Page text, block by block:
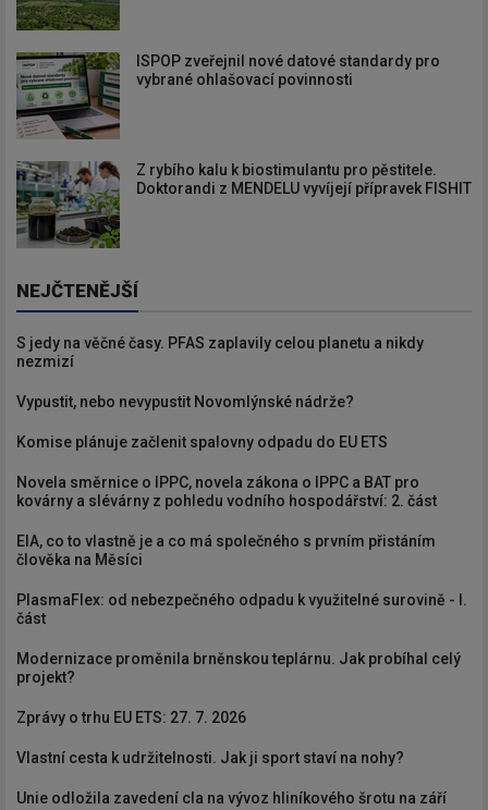
ISPOP zveřejnil nové datové standardy pro
vybrané ohlašovací povinnosti
Z rybího kalu k biostimulantu pro pěstitele.
Doktorandi z MENDELU vyvíjejí přípravek FISHIT
NEJČTENĚJŠÍ
S jedy na věčné časy. PFAS zaplavily celou planetu a nikdy
nezmizí
Vypustit, nebo nevypustit Novomlýnské nádrže?
Komise plánuje začlenit spalovny odpadu do EU ETS
Novela směrnice o IPPC, novela zákona o IPPC a BAT pro
kovárny a slévárny z pohledu vodního hospodářství: 2. část
EIA, co to vlastně je a co má společného s prvním přistáním
člověka na Měsíci
PlasmaFlex: od nebezpečného odpadu k využitelné surovině - I.
část
Modernizace proměnila brněnskou teplárnu. Jak probíhal celý
projekt?
Zprávy o trhu EU ETS: 27. 7. 2026
Vlastní cesta k udržitelnosti. Jak ji sport staví na nohy?
Unie odložila zavedení cla na vývoz hliníkového šrotu na září